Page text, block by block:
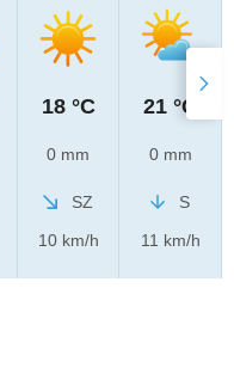
18 °C
0 mm
SZ
10 km/h
21 °C
0 mm
S
11 km/h